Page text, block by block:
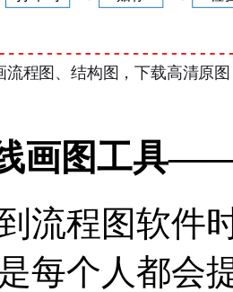
画图工具
流程图软件
每个人都会